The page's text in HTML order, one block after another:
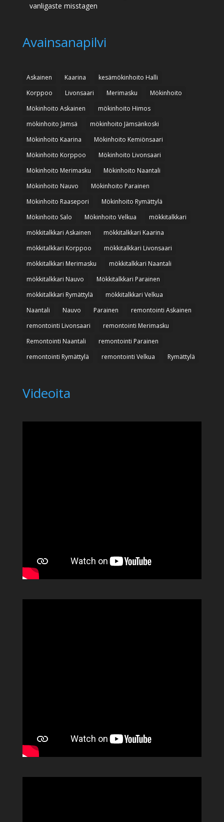
vanligaste misstagen
Avainsanapilvi
Askainen Kaarina
kesämökinhoito Halli
Korppoo
Livonsaari Merimasku
Mökinhoito
Mökinhoito Askainen
mökinhoito Himos
mökinhoito Jämsä
mökinhoito Jämsänkoski
Mökinhoito Kaarina
Mökinhoito Kemiönsaari
Mökinhoito Korppoo
Mökinhoito Livonsaari
Mökinhoito Merimasku
Mökinhoito Naantali
Mökinhoito Nauvo
Mökinhoito Parainen
Mökinhoito Raasepori
Mökinhoito Rymättylä
Mökinhoito Salo
Mökinhoito Velkua
mökkitalkkari
mökkitalkkari Askainen
mökkitalkkari Kaarina
mökkitalkkari Korppoo
mökkitalkkari Livonsaari
mökkitalkkari Merimasku
mökkitalkkari Naantali
mökkitalkkari Nauvo
Mökkitalkkari Parainen
mökkitalkkari Rymättylä
mökkitalkkari Velkua
Naantali
Nauvo Parainen
remontointi Askainen
remontointi Livonsaari
remontointi Merimasku
Remontointi Naantali
remontointi Parainen
remontointi Rymättylä
remontointi Velkua Rymättylä
Videoita